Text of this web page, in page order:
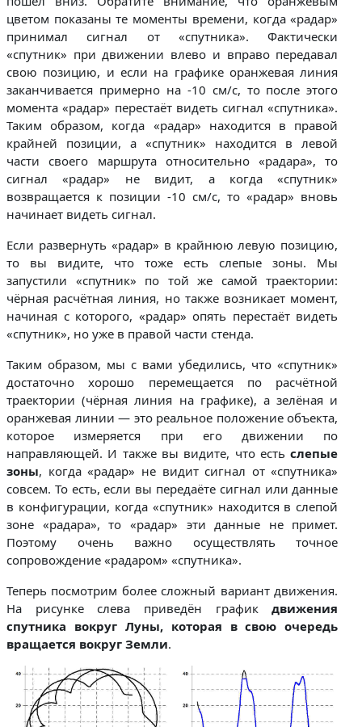
цветом показаны те моменты времени, когда «радар»
принимал сигнал от «спутника». Фактически
«спутник» при движении влево и вправо передавал
свою позицию, и если на графике оранжевая линия
заканчивается примерно на -10 см/с, то после этого
момента «радар» перестаёт видеть сигнал «спутника».
Таким образом, когда «радар» находится в правой
крайней позиции, а «спутник» находится в левой
части своего маршрута относительно «радара», то
сигнал «радар» не видит, а когда «спутник»
возвращается к позиции -10 см/с, то «радар» вновь
начинает видеть сигнал.
Если развернуть «радар» в крайнюю левую позицию,
то вы видите, что тоже есть слепые зоны. Мы
запустили «спутник» по той же самой траектории:
чёрная расчётная линия, но также возникает момент,
начиная с которого, «радар» опять перестаёт видеть
«спутник», но уже в правой части стенда.
Таким образом, мы с вами убедились, что «спутник»
достаточно хорошо перемещается по расчётной
траектории (чёрная линия на графике), а зелёная и
оранжевая линии — это реальное положение объекта,
которое измеряется при его движении по
направляющей. И также вы видите, что естьслепые
зоны, когда «радар» не видит сигнал от «спутника»
совсем. То есть, если вы передаёте сигнал или данные
в конфигурации, когда «спутник» находится в слепой
зоне «радара», то «радар» эти данные не примет.
Поэтому очень важно осуществлять точное
сопровождение «радаром» «спутника».
Теперь посмотрим более сложный вариант движения.
На рисунке слева приведён графикдвижения
спутника вокруг Луны, которая в свою очередь
вращается вокруг Земли.